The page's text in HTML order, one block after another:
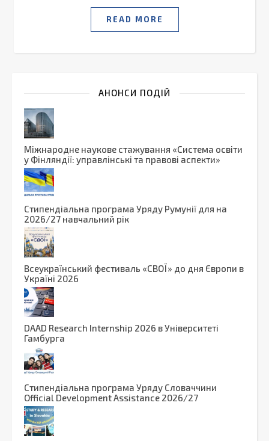
READ MORE
АНОНСИ ПОДІЙ
Міжнародне наукове стажування «Система освіти
у Фінляндії: управлінські та правові аспекти»
Стипендіальна програма Уряду Румунії для на
2026/27 навчальний рік
Вcеукраїнський фестиваль «СВОЇ» до дня Європи в
Україні 2026
DAAD Research Internship 2026 в Університеті
Гамбурга
Стипендіальна програма Уряду Словаччини
Official Development Assistance 2026/27